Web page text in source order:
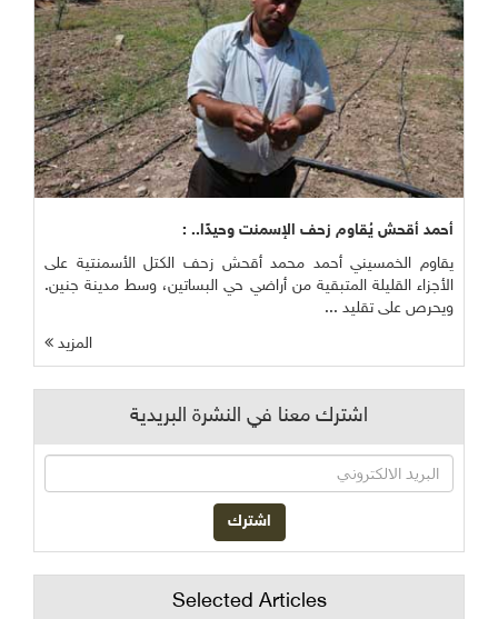
أحمد أقحش يُقاوم زحف الإسمنت وحيدًا.. :
يقاوم الخمسيني أحمد محمد أقحش زحف الكتل الأسمنتية على
الأجزاء القليلة المتبقية من أراضي حي البساتين، وسط مدينة جنين.
ويحرص على تقليد ...
المزيد
اشترك معنا في النشرة البريدية
Selected Articles